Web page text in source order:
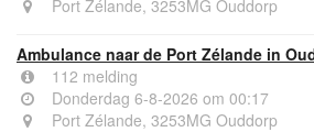
Port Zélande, 3253MG Ouddorp
Ambulance naar de Port Zélande in
112 melding
Donderdag 6-8-2026 om 00:17
Port Zélande, 3253MG Ouddorp